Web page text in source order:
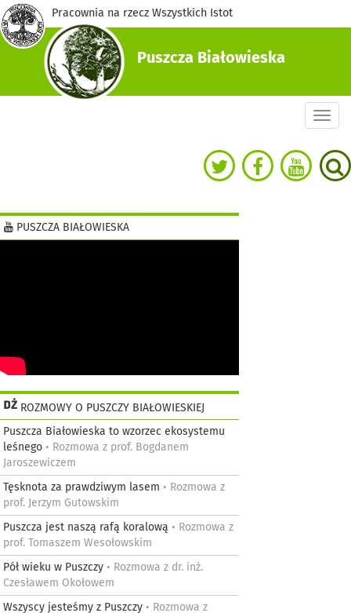
Pracownia na rzecz Wszystkich Istot
Puszcza Białowieska
PUSZCZA BIAŁOWIESKA
ROZMOWY O PUSZCZY BIAŁOWIESKIEJ
Puszcza Białowieska to wzorzec ekosystemu
leśnego • Rozmowa z prof. Bogdanem
Jaroszewiczem
Tęsknota za prawdziwym lasem • Rozmowa z
prof. Jerzym Gutowskim
Puszcza jest naszą rafą koralową • Rozmowa z
prof. Tomaszem Wesołowskim
Pół wieku w Puszczy • Rozmowa z dr. inż.
Czesławem Okołowem
Wszyscy jesteśmy z Puszczy • Rozmowa z